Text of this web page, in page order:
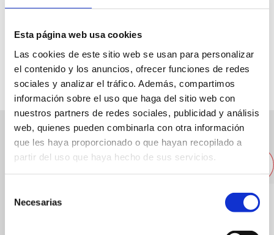
Esta página web usa cookies
Las cookies de este sitio web se usan para personalizar
el contenido y los anuncios, ofrecer funciones de redes
sociales y analizar el tráfico. Además, compartimos
información sobre el uso que haga del sitio web con
nuestros partners de redes sociales, publicidad y análisis
web, quienes pueden combinarla con otra información
que les haya proporcionado o que hayan recopilado a
partir del uso que haya hecho de sus servicios.
Necesarias
Capacidad: 250
Otras empresas cercanas